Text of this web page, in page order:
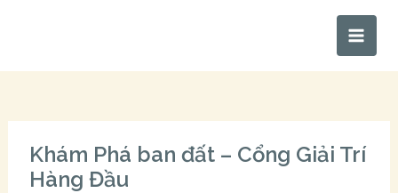
Main
Khám Phá ban đất – Cổng Giải Trí
Hàng Đầu